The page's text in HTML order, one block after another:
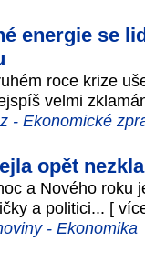
energie se
roce krize
velmi
- Ekonomické
opět
a Nového roku
a politici... [
- Ekonomika